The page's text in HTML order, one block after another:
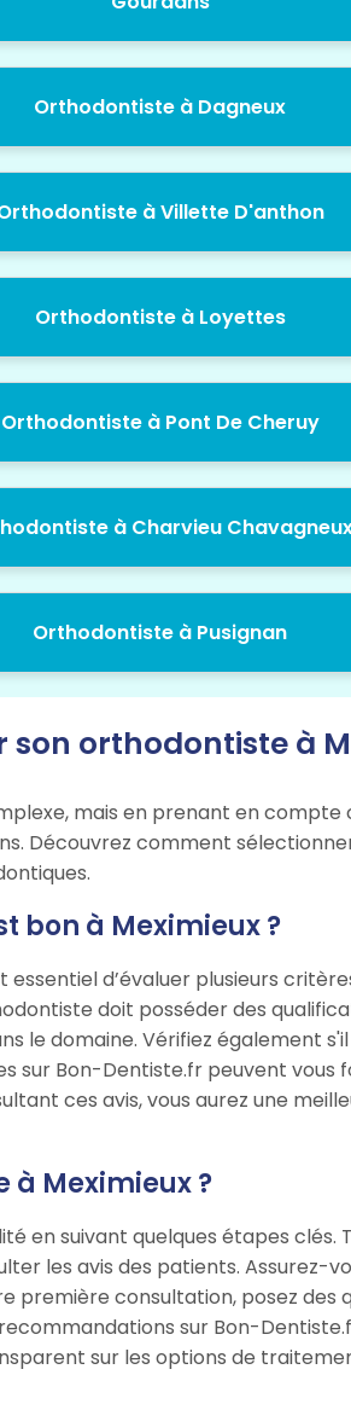
Orthodontiste à Dagneux
à Villette D'anthon
Orthodontiste à Loyettes
Orthodontiste à Pont De Cheruy
à Charvieu
Orthodontiste à Pusignan
son orthodontiste à
mais en prenant en
Découvrez comment
bon à Meximieux ?
d’évaluer plusieurs
doit posséder des
le domaine. Vérifiez également
sur Bon-Dentiste.fr peuvent
ces avis, vous aurez une
Meximieux ?
en suivant quelques étapes clés.
les avis des patients. Assurez-
première consultation, posez
sur Bon-
sur les options de